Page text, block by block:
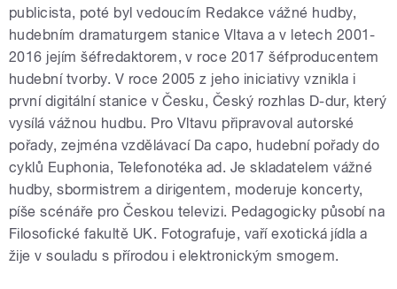
publicista, poté byl vedoucím Redakce vážné hudby,
hudebním dramaturgem stanice Vltava a v letech 2001-
2016 jejím šéfredaktorem, v roce 2017 šéfproducentem
hudební tvorby. V roce 2005 z jeho iniciativy vznikla i
první digitální stanice v Česku, Český rozhlas D-dur, který
vysílá vážnou hudbu. Pro Vltavu připravoval autorské
pořady, zejména vzdělávací Da capo, hudební pořady do
cyklů Euphonia, Telefonotéka ad. Je skladatelem vážné
hudby, sbormistrem a dirigentem, moderuje koncerty,
píše scénáře pro Českou televizi. Pedagogicky působí na
Filosofické fakultě UK. Fotografuje, vaří exotická jídla a
žije v souladu s přírodou i elektronickým smogem.